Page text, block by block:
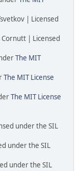
| Licensed
| Licensed
The MIT
The MIT License
The MIT License
under the SIL
under the SIL
under the SIL